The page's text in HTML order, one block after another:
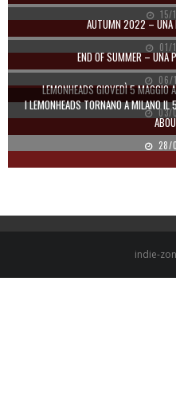
15/
AUTUMN 2022 – UNA
01/
END OF SUMMER – UNA
06/
LEMONHEADS GIOVEDÌ 5
03/
I LEMONHEADS TORNANO A MILANO IL
28/
indie-